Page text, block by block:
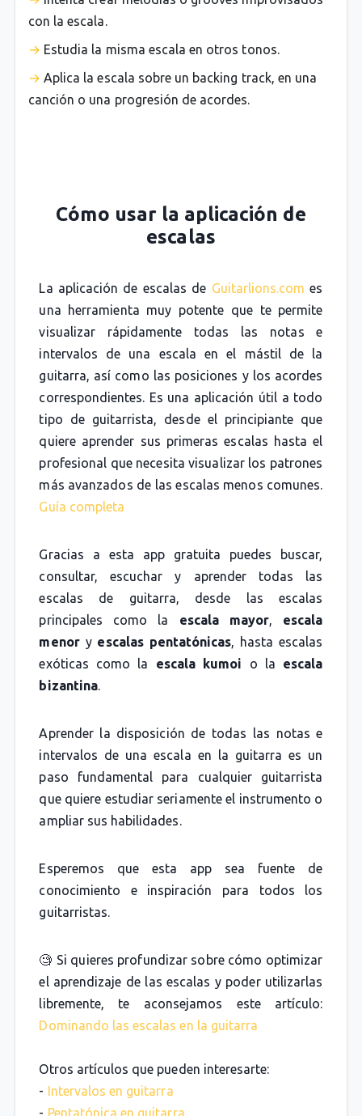
con la escala.
Estudia la misma escala en otros tonos.
Aplica la escala sobre un backing track, en una
canción o una progresión de acordes.
Cómo usar la aplicación de
escalas
La aplicación de escalas de Guitarlions.com es
una herramienta muy potente que te permite
visualizar rápidamente todas las notas e
intervalos de una escala en el mástil de la
guitarra, así como las posiciones y los acordes
correspondientes. Es una aplicación útil a todo
tipo de guitarrista, desde el principiante que
quiere aprender sus primeras escalas hasta el
profesional que necesita visualizar los patrones
más avanzados de las escalas menos comunes.
Guía completa
Gracias a esta app gratuita puedes buscar,
consultar, escuchar y aprender todas las
escalas de guitarra, desde las escalas
principales como la escala mayor, escala
menory escalas pentatónicas, hasta escalas
exóticas como la escala kumoi o la escala
bizantina.
Aprender la disposición de todas las notas e
intervalos de una escala en la guitarra es un
paso fundamental para cualquier guitarrista
que quiere estudiar seriamente el instrumento o
ampliar sus habilidades.
Esperemos que esta app sea fuente de
conocimiento e inspiración para todos los
guitarristas.
🧐 Si quieres profundizar sobre cómo optimizar
el aprendizaje de las escalas y poder utilizarlas
libremente, te aconsejamos este artículo:
Dominando las escalas en la guitarra
Otros artículos que pueden interesarte:
- Intervalos en guitarra
- Pentatónica en guitarra